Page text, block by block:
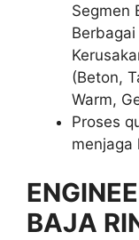
Segmen
(Beton,
Warm,
Proses
menjaga
BAJA